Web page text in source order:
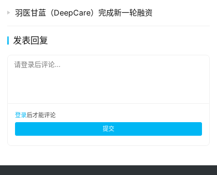
羽医甘蓝（DeepCare）完成新一轮融资
发表回复
请登录后评论...
登录后才能评论
提交